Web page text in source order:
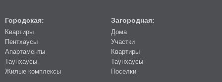
Городская:
Квартиры
Пентхаусы
Апартаменты
Таунхаусы
Жилые комплексы
Загородная:
Дома
Участки
Квартиры
Таунхаусы
Поселки